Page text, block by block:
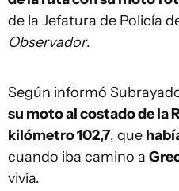
de la Jefatura de Policía
Observador.
Según informó
su moto al costado de la
kilómetro 102,7, que
cuando iba camino a
vivía.